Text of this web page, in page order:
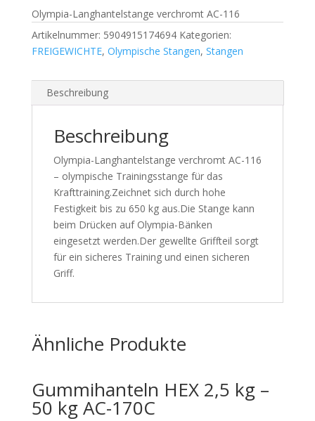
Olympia-Langhantelstange verchromt AC-116
Artikelnummer: 5904915174694 Kategorien:
FREIGEWICHTE, Olympische Stangen, Stangen
Beschreibung
Beschreibung
Olympia-Langhantelstange verchromt AC-116
– olympische Trainingsstange für das
Krafttraining.Zeichnet sich durch hohe
Festigkeit bis zu 650 kg aus.Die Stange kann
beim Drücken auf Olympia-Bänken
eingesetzt werden.Der gewellte Griffteil sorgt
für ein sicheres Training und einen sicheren
Griff.
Ähnliche Produkte
Gummihanteln HEX 2,5 kg –
50 kg AC-170C